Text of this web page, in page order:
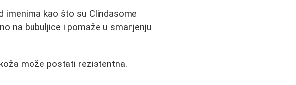
imenima kao što su Clindasome
na bubuljice i pomaže u smanjenju
može postati rezistentna.